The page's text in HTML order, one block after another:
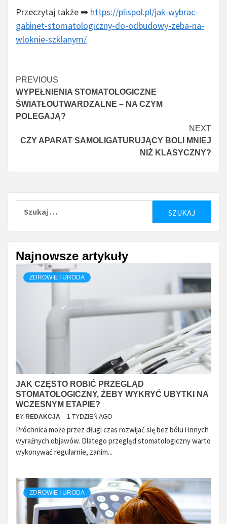
Przeczytaj także ➡ https://plispol.pl/jak-wybrac-
gabinet-stomatologiczny-do-odbudowy-zeba-na-
wloknie-szklanym/
Continue
Reading
PREVIOUS
WYPEŁNIENIA STOMATOLOGICZNE
ŚWIATŁOUTWARDZALNE – NA CZYM
POLEGAJĄ?
NEXT
CZY APARAT SAMOLIGATURUJĄCY BOLI MNIEJ
NIŻ KLASYCZNY?
Najnowsze artykuły
ZDROWIE I URODA
JAK CZĘSTO ROBIĆ PRZEGLĄD
STOMATOLOGICZNY, ŻEBY WYKRYĆ UBYTKI NA
WCZESNYM ETAPIE?
BY REDAKCJA 1 TYDZIEŃ AGO
Próchnica może przez długi czas rozwijać się bez bólu i innych
wyraźnych objawów. Dlatego przegląd stomatologiczny warto
wykonywać regularnie, zanim...
ZDROWIE I URODA